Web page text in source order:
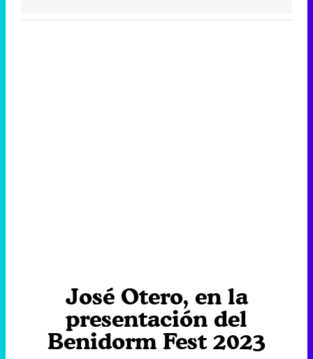
José Otero, en la
presentación del
Benidorm Fest 2023